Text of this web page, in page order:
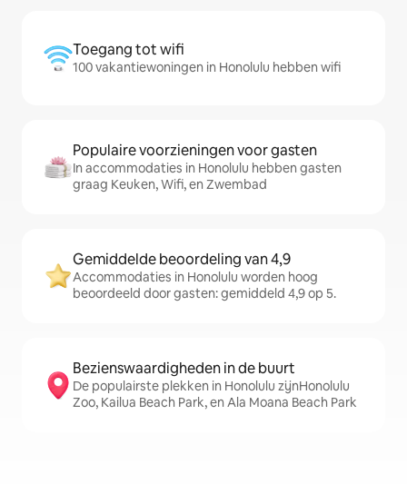
Toegang tot wifi
100 vakantiewoningen in Honolulu hebben wifi
Populaire voorzieningen voor gasten
In accommodaties in Honolulu hebben gasten
graag Keuken, Wifi, en Zwembad
Gemiddelde beoordeling van 4,9
Accommodaties in Honolulu worden hoog
beoordeeld door gasten: gemiddeld 4,9 op 5.
Bezienswaardigheden in de buurt
De populairste plekken in Honolulu zijnHonolulu
Zoo, Kailua Beach Park, en Ala Moana Beach Park